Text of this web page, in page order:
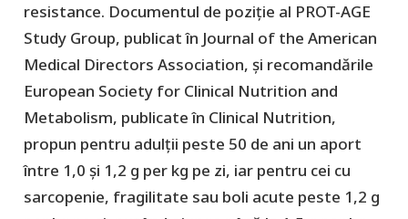
resistance. Documentul de poziție al PROT-AGE
Study Group, publicat în Journal of the American
Medical Directors Association, și recomandările
European Society for Clinical Nutrition and
Metabolism, publicate în Clinical Nutrition,
propun pentru adulții peste 50 de ani un aport
între 1,0 și 1,2 g per kg pe zi, iar pentru cei cu
sarcopenie, fragilitate sau boli acute peste 1,2 g